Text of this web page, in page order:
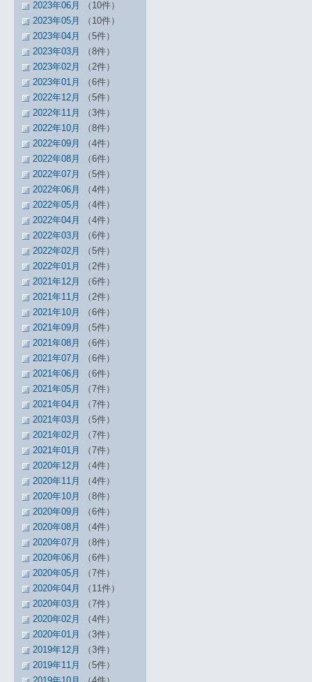
2023年06月
（10件）
2023年05月
（10件）
2023年04月
（5件）
2023年03月
（8件）
2023年02月
（2件）
2023年01月
（6件）
2022年12月
（5件）
2022年11月
（3件）
2022年10月
（8件）
2022年09月
（4件）
2022年08月
（6件）
2022年07月
（5件）
2022年06月
（4件）
2022年05月
（4件）
2022年04月
（4件）
2022年03月
（6件）
2022年02月
（5件）
2022年01月
（2件）
2021年12月
（6件）
2021年11月
（2件）
2021年10月
（6件）
2021年09月
（5件）
2021年08月
（6件）
2021年07月
（6件）
2021年06月
（6件）
2021年05月
（7件）
2021年04月
（7件）
2021年03月
（5件）
2021年02月
（7件）
2021年01月
（7件）
2020年12月
（4件）
2020年11月
（4件）
2020年10月
（8件）
2020年09月
（6件）
2020年08月
（4件）
2020年07月
（8件）
2020年06月
（6件）
2020年05月
（7件）
2020年04月
（11件）
2020年03月
（7件）
2020年02月
（4件）
2020年01月
（3件）
2019年12月
（3件）
2019年11月
（5件）